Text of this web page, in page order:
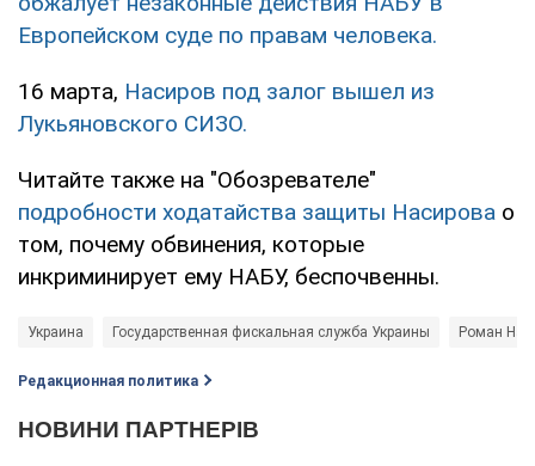
Европейском суде по правам человека.
16 марта, Насиров под залог вышел из
Лукьяновского СИЗО.
Читайте также на "Обозревателе"
подробности ходатайства защиты Насирова о
том, почему обвинения, которые
инкриминирует ему НАБУ, беспочвенны.
Украина Государственная фискальная служба Украины Роман
Редакционная политика